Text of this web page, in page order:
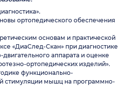
ортопедического обеспечения
основам и практической
«ДиаСлед-Скан» при диагностике
аппарата и оценке
ортопедических изделий».
функционально-
стимуляции мышц на программно-